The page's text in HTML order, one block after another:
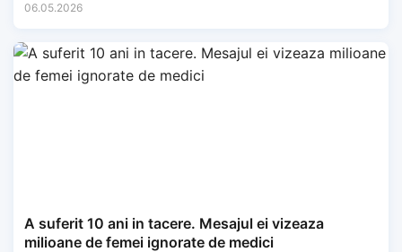
06.05.2026
A suferit 10 ani in tacere. Mesajul ei vizeaza
milioane de femei ignorate de medici